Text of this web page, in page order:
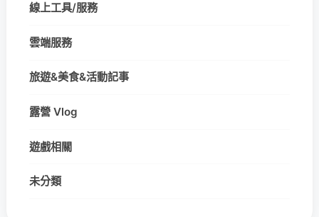
線上工具/服務
雲端服務
旅遊&美食&活動記事
露營 Vlog
遊戲相關
未分類